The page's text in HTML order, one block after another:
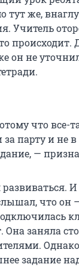
тут же,
Учитель
происходит.
он не
что все-
за парту и не
—
И
что он
Она заняла
задание